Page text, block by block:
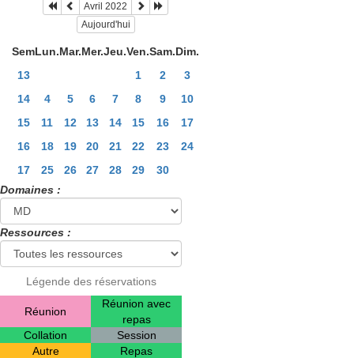
Avril 2022
Aujourd'hui
SemLun.Mar.Mer.Jeu.Ven.Sam.Dim.
13
1 2
3
14
4 5 6 7 8 9
10
15
11 12 13 14 15 16
17
16
18 19 20 21 22 23
24
17
25 26 27 28 29
30
Domaines :
Ressources :
Légende des réservations
Réunion
Réunion avec
repas
Collation
Session
Autre
Repas